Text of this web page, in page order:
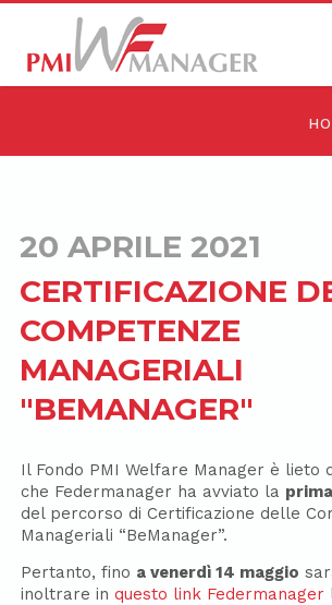
20 APRILE 2021
CERTIFICAZIONE
COMPETENZE
MANAGERIALI
"BEMANAGER"
Il Fondo PMI Welfare Manager è lieto
che Federmanager ha avviato la
del percorso di Certificazione delle
Manageriali “BeManager”.
Pertanto, fino a venerdì 14 maggio
inoltrare inquesto link Federmanager